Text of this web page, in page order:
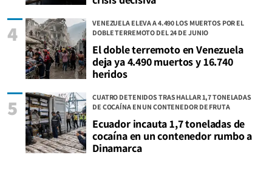
VENEZUELA ELEVA A 4.490 LOS MUERTOS POR EL
DOBLE TERREMOTO DEL 24 DE JUNIO
El doble terremoto en Venezuela
deja ya 4.490 muertos y 16.740
heridos
4
CUATRO DETENIDOS TRAS HALLAR 1,7 TONELADAS
DE COCAÍNA EN UN CONTENEDOR DE FRUTA
Ecuador incauta 1,7 toneladas de
cocaína en un contenedor rumbo a
Dinamarca
5